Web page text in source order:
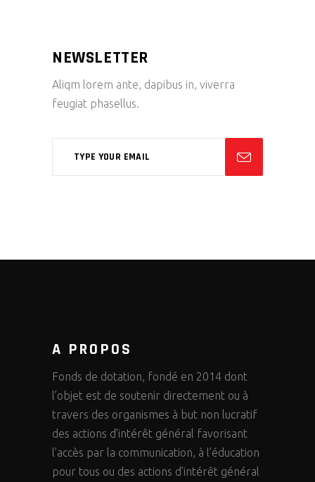
NEWSLETTER
Aliqm lorem ante, dapibus in, viverra
feugiat phasellus.
A PROPOS
Fonds de dotation, fondé en 2014 dont
l’objet est de soutenir directement ou à
travers des organismes à but non lucratif
des actions d’intérêt général favorisant
l’accès par la communication, à l’éducation
pour tous ou des actions d’intérêt général